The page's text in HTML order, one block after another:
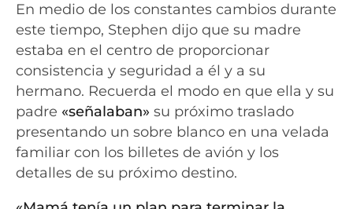
En medio de los constantes cambios durante
este tiempo, Stephen dijo que su madre
estaba en el centro de proporcionar
consistencia y seguridad a él y a su
hermano. Recuerda el modo en que ella y su
padre «señalaban» su próximo traslado
presentando un sobre blanco en una velada
familiar con los billetes de avión y los
detalles de su próximo destino.